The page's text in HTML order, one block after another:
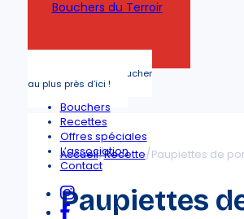
Trouver votre boucher
au plus près d’ici !
Bouchers
Recettes
Offres spéciales
L’association
Contact
Accueil/Recette/Paupiettes de
Paupiettes